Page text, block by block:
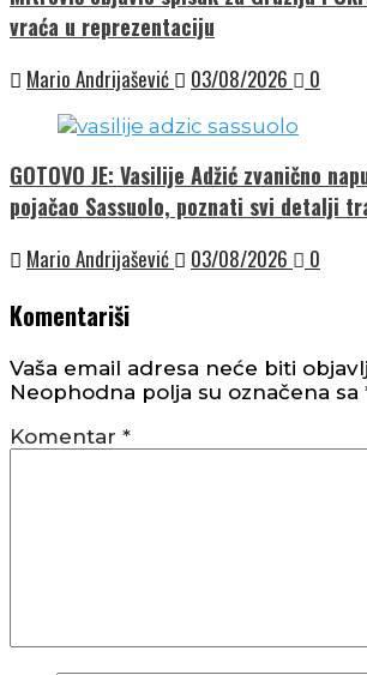
vraća u reprezentaciju
Mario Andrijašević 03/08/2026 0
GOTOVO JE: Vasilije Adžić zvanično
pojačao Sassuolo, poznati svi detalji
Mario Andrijašević 03/08/2026 0
Komentariši
Vaša email adresa neće biti
Neophodna polja su označena sa
Komentar *